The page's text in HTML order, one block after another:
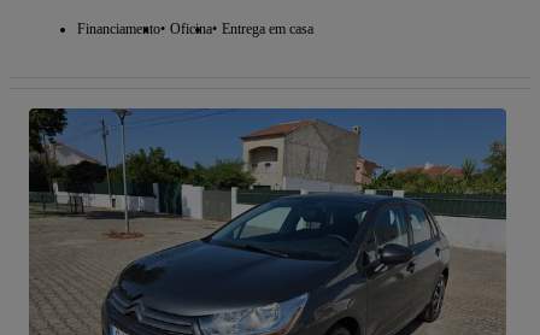
Financiamento Oficina Entrega em casa